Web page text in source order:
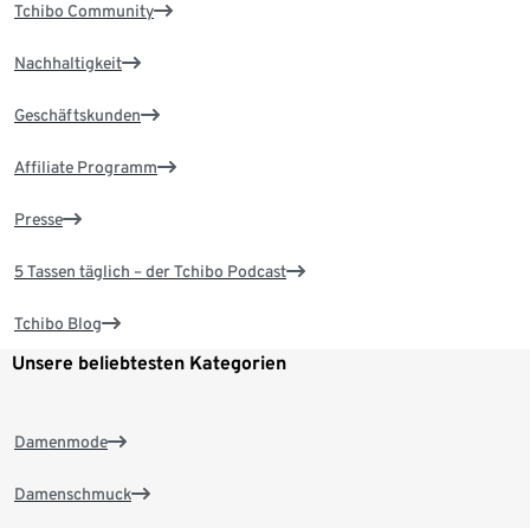
Tchibo Community
Nachhaltigkeit
Geschäftskunden
Affiliate Programm
Presse
5 Tassen täglich – der Tchibo Podcast
Tchibo Blog
Unsere beliebtesten Kategorien
Damenmode
Damenschmuck